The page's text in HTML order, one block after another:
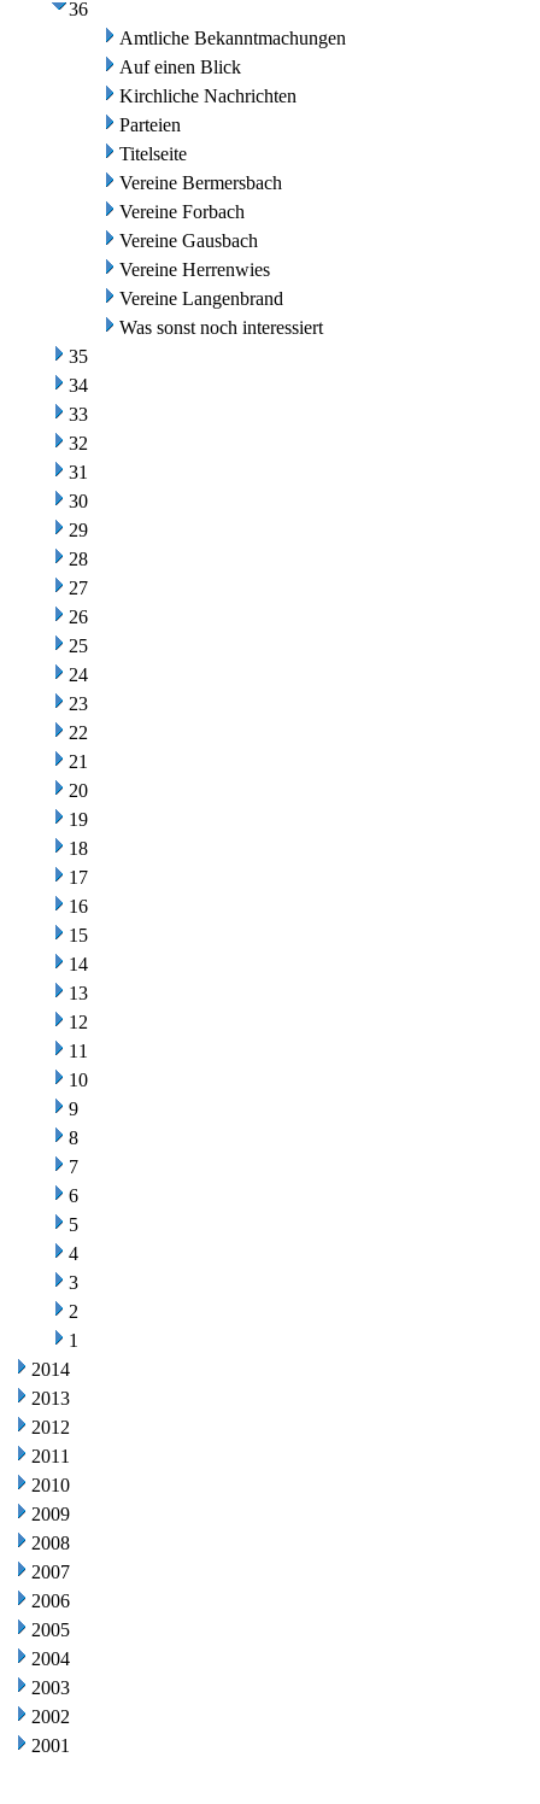
36
Amtliche Bekanntmachungen
Auf einen Blick
Kirchliche Nachrichten
Parteien
Titelseite
Vereine Bermersbach
Vereine Forbach
Vereine Gausbach
Vereine Herrenwies
Vereine Langenbrand
Was sonst noch interessiert
35
34
33
32
31
30
29
28
27
26
25
24
23
22
21
20
19
18
17
16
15
14
13
12
11
10
9
8
7
6
5
4
3
2
1
2014
2013
2012
2011
2010
2009
2008
2007
2006
2005
2004
2003
2002
2001